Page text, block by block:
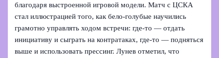
благодаря выстроенной игровой модели. Матч с ЦСКА
стал иллюстрацией того, как бело‑голубые научились
грамотно управлять ходом встречи: где-то — отдать
инициативу и сыграть на контратаках, где-то — подняться
выше и использовать прессинг. Лунев отметил, что